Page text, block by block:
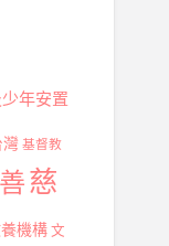
年安置
灣 基督教
慈
機構 文